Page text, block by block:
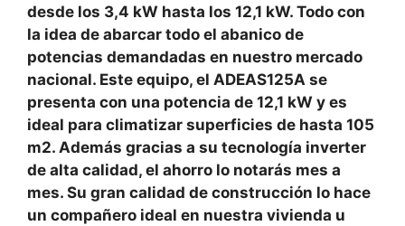
desde los 3,4 kW hasta los 12,1 kW. Todo con
la idea de abarcar todo el abanico de
potencias demandadas en nuestro mercado
nacional. Este equipo, el ADEAS125A se
presenta con una potencia de 12,1 kW y es
ideal para climatizar superficies de hasta 105
m2. Además gracias a su tecnología inverter
de alta calidad, el ahorro lo notarás mes a
mes. Su gran calidad de construcción lo hace
un compañero ideal en nuestra vivienda u